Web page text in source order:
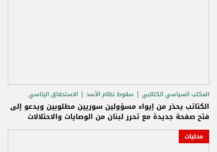
المكتب السياسي الكتائبي سقوط نظام الأسد الاستحقاق الرئاسي
الكتائب يحذر من إيواء مسؤولين سوريين مطلوبين ويدعو إلى
فتح صفحة جديدة مع تحرر لبنان من الوصايات والاحتلالات
محليات